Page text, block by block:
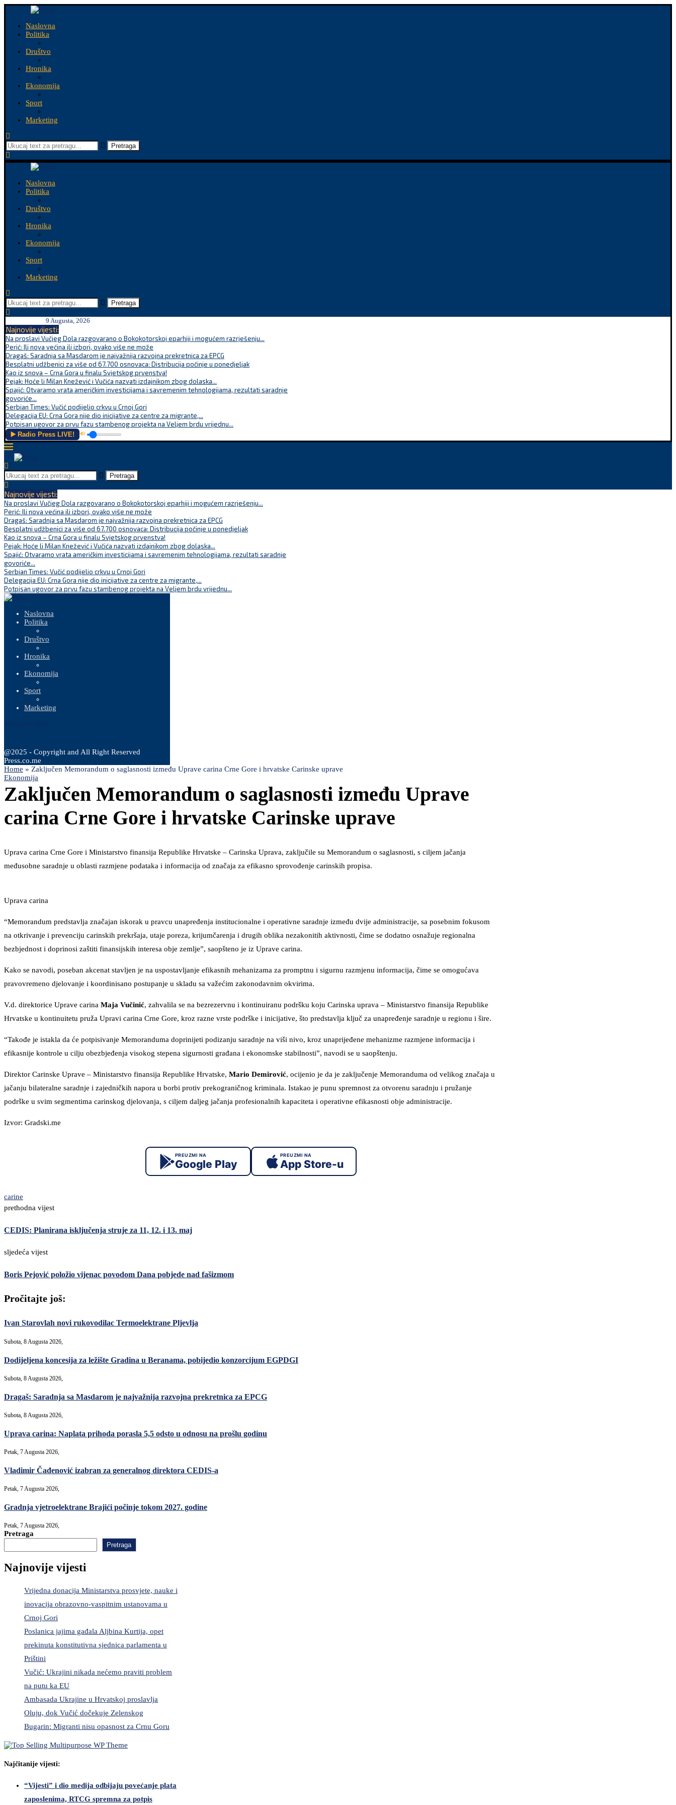
Naslovna
Politika
Društvo
Hronika
Ekonomija
Sport
Marketing
Pretraga
Naslovna
Politika
Društvo
Hronika
Ekonomija
Sport
Marketing
Pretraga
9 Augusta, 2026
Najnovije vijesti:
Na proslavi Vučjeg Dola razgovarano o Bokokotorskoj eparhiji i mogućem razrješenju...
Perić: Ili nova većina ili izbori, ovako više ne može
Dragaš: Saradnja sa Masdarom je najvažnija razvojna prekretnica za EPCG
Besplatni udžbenici za više od 67.700 osnovaca: Distribucija počinje u ponedjeljak
Kao iz snova – Crna Gora u finalu Svjetskog prvenstva!
Pejak: Hoće li Milan Knežević i Vučića nazvati izdajnikom zbog dolaska...
Spajić: Otvaramo vrata američkim investicijama i savremenim tehnologijama, rezultati saradnje
govoriće...
Serbian Times: Vučić podijelio crkvu u Crnoj Gori
Delegacija EU: Crna Gora nije dio inicijative za centre za migrante,...
Potpisan ugovor za prvu fazu stambenog projekta na Veljem brdu vrijednu...
▶️ Radio Press LIVE! 🔊
Pretraga
Najnovije vijesti:
Na proslavi Vučjeg Dola razgovarano o Bokokotorskoj eparhiji i mogućem razrješenju...
Perić: Ili nova većina ili izbori, ovako više ne može
Dragaš: Saradnja sa Masdarom je najvažnija razvojna prekretnica za EPCG
Besplatni udžbenici za više od 67.700 osnovaca: Distribucija počinje u ponedjeljak
Kao iz snova – Crna Gora u finalu Svjetskog prvenstva!
Pejak: Hoće li Milan Knežević i Vučića nazvati izdajnikom zbog dolaska...
Spajić: Otvaramo vrata američkim investicijama i savremenim tehnologijama, rezultati saradnje
govoriće...
Serbian Times: Vučić podijelio crkvu u Crnoj Gori
Delegacija EU: Crna Gora nije dio inicijative za centre za migrante,...
Potpisan ugovor za prvu fazu stambenog projekta na Veljem brdu vrijednu...
Naslovna
Politika
Društvo
Hronika
Ekonomija
Sport
Marketing
@2025 - Copyright and All Right Reserved
Press.co.me
Home » Zaključen Memorandum o saglasnosti između Uprave carina Crne Gore i hrvatske Carinske uprave
Ekonomija
Zaključen Memorandum o saglasnosti između Uprave
carina Crne Gore i hrvatske Carinske uprave
Uprava carina Crne Gore i Ministarstvo finansija Republike Hrvatske – Carinska Uprava, zaključile su Memorandum o saglasnosti, s ciljem jačanja
međusobne saradnje u oblasti razmjene podataka i informacija od značaja za efikasno sprovođenje carinskih propisa.
Uprava carina
“Memorandum predstavlja značajan iskorak u pravcu unapređenja institucionalne i operativne saradnje između dvije administracije, sa posebnim fokusom
na otkrivanje i prevenciju carinskih prekršaja, utaje poreza, krijumčarenja i drugih oblika nezakonitih aktivnosti, čime se dodatno osnažuje regionalna
bezbjednost i doprinosi zaštiti finansijskih interesa obje zemlje”, saopšteno je iz Uprave carina.
Kako se navodi, poseban akcenat stavljen je na uspostavljanje efikasnih mehanizama za promptnu i sigurnu razmjenu informacija, čime se omogućava
pravovremeno djelovanje i koordinisano postupanje u skladu sa važećim zakonodavnim okvirima.
V.d. direktorice Uprave carina Maja Vučinić, zahvalila se na bezrezervnu i kontinuiranu podršku koju Carinska uprava – Ministarstvo finansija Republike
Hrvatske u kontinuitetu pruža Upravi carina Crne Gore, kroz razne vrste podrške i inicijative, što predstavlja ključ za unapređenje saradnje u regionu i šire.
“Takođe je istakla da će potpisivanje Memoranduma doprinijeti podizanju saradnje na viši nivo, kroz unaprijeđene mehanizme razmjene informacija i
efikasnije kontrole u cilju obezbjeđenja visokog stepena sigurnosti građana i ekonomske stabilnosti”, navodi se u saopštenju.
Direktor Carinske Uprave – Ministarstvo finansija Republike Hrvatske, Mario Demirović, ocijenio je da je zaključenje Memoranduma od velikog značaja u
jačanju bilateralne saradnje i zajedničkih napora u borbi protiv prekograničnog kriminala. Istakao je punu spremnost za otvorenu saradnju i pružanje
podrške u svim segmentima carinskog djelovanja, s ciljem daljeg jačanja profesionalnih kapaciteta i operativne efikasnosti obje administracije.
Izvor: Gradski.me
PREUZMI NA
Google Play
PREUZMI NA
App Store-u
carine
prethodna vijest
CEDIS: Planirana isključenja struje za 11, 12. i 13. maj
sljedeća vijest
Boris Pejović položio vijenac povodom Dana pobjede nad fašizmom
Pročitajte još:
Ivan Starovlah novi rukovodilac Termoelektrane Pljevlja
Subota, 8 Augusta 2026,
Dodijeljena koncesija za ležište Gradina u Beranama, pobijedio konzorcijum EGPDGI
Subota, 8 Augusta 2026,
Dragaš: Saradnja sa Masdarom je najvažnija razvojna prekretnica za EPCG
Subota, 8 Augusta 2026,
Uprava carina: Naplata prihoda porasla 5,5 odsto u odnosu na prošlu godinu
Petak, 7 Augusta 2026,
Vladimir Čađenović izabran za generalnog direktora CEDIS-a
Petak, 7 Augusta 2026,
Gradnja vjetroelektrane Brajići počinje tokom 2027. godine
Petak, 7 Augusta 2026,
Pretraga
Pretraga
Najnovije vijesti
Vrijedna donacija Ministarstva prosvjete, nauke i
inovacija obrazovno-vaspitnim ustanovama u
Crnoj Gori
Poslanica jajima gađala Aljbina Kurtija, opet
prekinuta konstitutivna sjednica parlamenta u
Prištini
Vučić: Ukrajini nikada nećemo praviti problem
na putu ka EU
Ambasada Ukrajine u Hrvatskoj proslavlja
Oluju, dok Vučić dočekuje Zelenskog
Bugarin: Migranti nisu opasnost za Crnu Goru
Najčitanije vijesti:
“Vijesti” i dio medija odbijaju povećanje plata
zaposlenima, RTCG spremna za potpis